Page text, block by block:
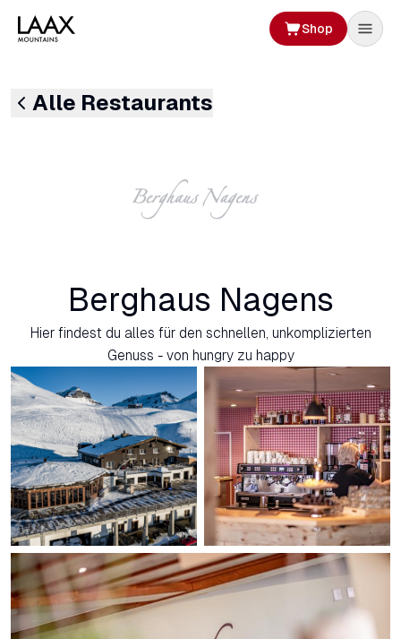
Shop
Alle Restaurants
Berghaus Nagens
Hier findest du alles für den schnellen, unkomplizierten
Genuss - von hungry zu happy